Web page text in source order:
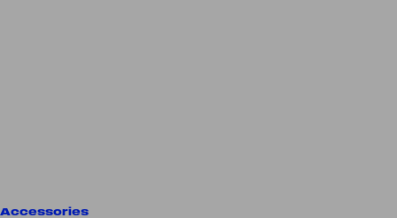
Accessories